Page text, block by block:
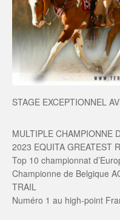
STAGE EXCEPTIONNEL
MULTIPLE CHAMPIONNE
2023 EQUITA GREATEST
Top 10 championnat
Championne de Belgique
TRAIL
Numéro 1 au high-point